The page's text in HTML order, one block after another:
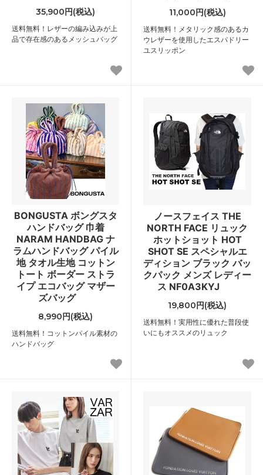
35,900円(税込)
送料無料！レザーの編み込みが上
品で存在感のあるメッシュバッグ
11,000円(税込)
送料無料！メタリック感のあるカ
ウレザーを使用したエスパドリー
ユスリッポン
BONGUSTA ボングスタ
ハンドバッグ 巾着
NARAM HANDBAG ナ
ラムハンドバッグ パイル
地 タオル生地 コットン
トート ボーダー ストラ
イプ エコバッグ マザー
ズバッグ
8,990円(税込)
送料無料！コットンパイル素材の
ハンドバッグ
ノースフェイス THE
NORTH FACE リュック
ホットショット HOT
SHOT SE スペシャルエ
ディション ブラック バッ
クパック メンズ レディー
ス NF0A3KYJ
19,800円(税込)
送料無料！実用性に優れた普段使
いにもオススメのリュック